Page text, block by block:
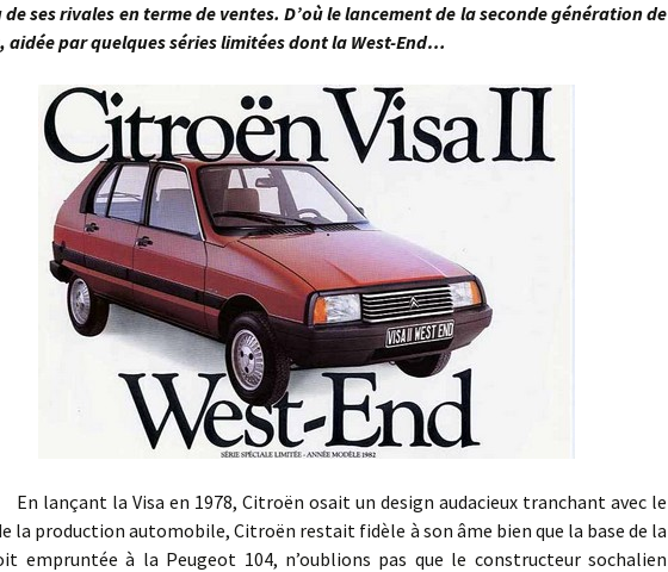
ses rivales en terme de ventes. D’où le lancement de la seconde génération de
aidée par quelques séries limitées dont la West-End…
la Visa en 1978, Citroën osait un design audacieux tranchant avec le
la production automobile, Citroën restait fidèle à son âme bien que la base de la
empruntée à la Peugeot 104, n’oublions pas que le constructeur sochalien